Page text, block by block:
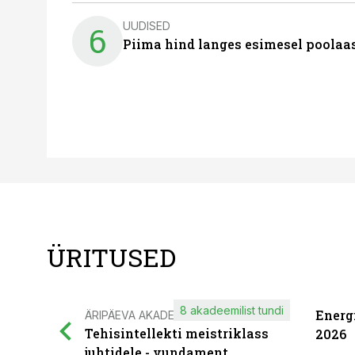
6 UUDISED
Piima hind langes esimesel
ÜRITUSED
ÄRIPÄEVA AKADEEMIA
Tehisintellekti meistriklass
8 akadeemilist tundi
2026